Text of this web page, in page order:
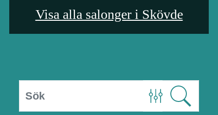
Visa alla salonger i Skövde